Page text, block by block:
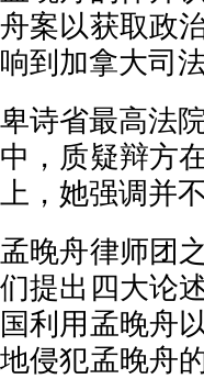
舟案以获取政
响到加拿大司
卑诗省最高法
中，质疑辩方
上，她强调并
孟晚舟律师团
们提出四大论
国利用孟晚舟
地侵犯孟晚舟